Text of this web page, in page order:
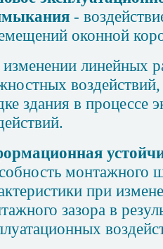
-
оконной
линейных
здания в процессе
монтажного
при
зазора в